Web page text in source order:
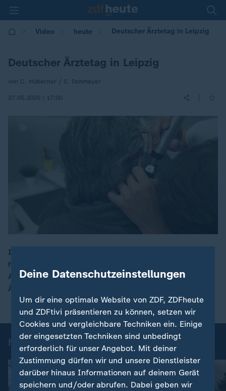
Video heute Deutscher Ärztetag in Leipzig
Deutscher Ärztetag in Leipzig
von C. Hübscher / S. Dohmeyer
27.05.2025 | 17:00
00:17
Im internationalen Vergleich gehen Deutsche ziemlich
häufig zum Arzt – müssen jedoch zugleich lange auf
Arzttermine warten. Das ist Thema auf dem Deutschen
Ärztetag in Leipzig.
heute-Nachrichten: Einzelbeiträge
Deine Datenschutzeinstellungen
Um dir eine optimale Website von ZDF, ZDFheute
und ZDFtivi präsentieren zu können, setzen wir
Cookies und vergleichbare Techniken ein. Einige
der eingesetzten Techniken sind unbedingt
erforderlich für unser Angebot. Mit deiner
Zustimmung dürfen wir und unsere Dienstleister
darüber hinaus Informationen auf deinem Gerät
speichern und/oder abrufen. Dabei geben wir